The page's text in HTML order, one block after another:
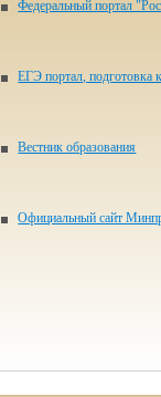
Федеральный портал
ЕГЭ портал,
Вестник образования
Официальный сайт